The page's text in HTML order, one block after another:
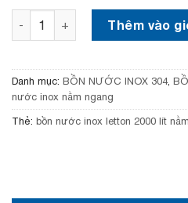
.
5
0
0
0
.
Bồn nước inox Letton 2000
Thêm vào
Danh mục: BỒN NƯỚC INOX 304,
nước inox nằm ngang
Thẻ: bồn nước inox letton 2000 lít